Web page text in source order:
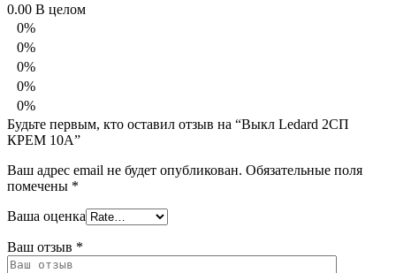
0.00 В целом
0%
0%
0%
0%
0%
Будьте первым, кто оставил отзыв на “Выкл Ledard 2СП
КРЕМ 10А”
Ваш адрес email не будет опубликован. Обязательные поля
помечены *
Ваша оценка
Ваш отзыв *